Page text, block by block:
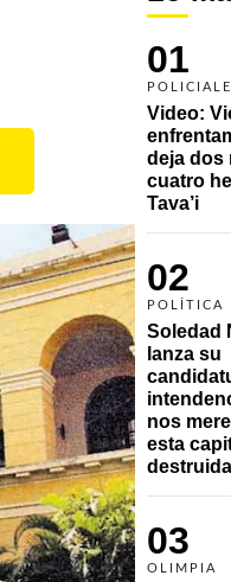
01
Video:
deja dos
cuatro
Tava’i
02
POLÍTICA
Soledad
lanza su
nos
esta
03
OLIMPIA